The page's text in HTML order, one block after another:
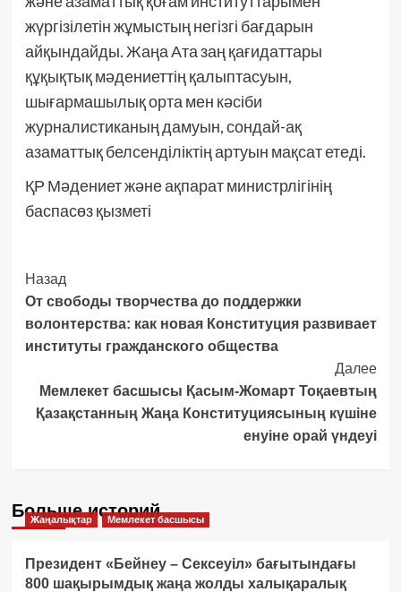
жүргізілетін жұмыстың негізгі бағдарын
айқындайды. Жаңа Ата заң қағидаттары
құқықтық мәдениеттің қалыптасуын,
шығармашылық орта мен кәсіби
журналистиканың дамуын, сондай-ақ
азаматтық белсенділіктің артуын мақсат етеді.
ҚР Мәдениет және ақпарат министрлігінің
баспасөз қызметі
Post
Navigation
Назад
От свободы творчества до поддержки
волонтерства: как новая Конституция развивает
институты гражданского общества
Далее
Мемлекет басшысы Қасым-Жомарт Тоқаевтың
Қазақстанның Жаңа Конституциясының күшіне
енуіне орай үндеуі
Больше историй
Жаңалықтар Мемлекет басшысы
Президент «Бейнеу – Сексеуіл» бағытындағы
800 шақырымдық жаңа жолды халықаралық